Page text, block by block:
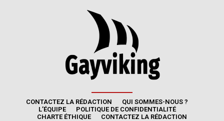
CONTACTEZ LA RÉDACTION
QUI SOMMES-NOUS ?
L’ÉQUIPE
POLITIQUE DE CONFIDENTIALITÉ
CHARTE ÉTHIQUE
CONTACTEZ LA RÉDACTION